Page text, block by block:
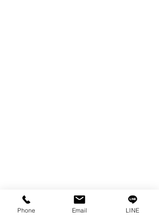
Phone Email LINE